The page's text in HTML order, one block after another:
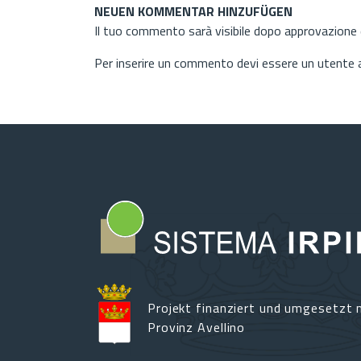
NEUEN KOMMENTAR HINZUFÜGEN
Il tuo commento sarà visibile dopo approvazione
Per inserire un commento devi essere un
Projekt finanziert und umgesetzt
Provinz Avellino